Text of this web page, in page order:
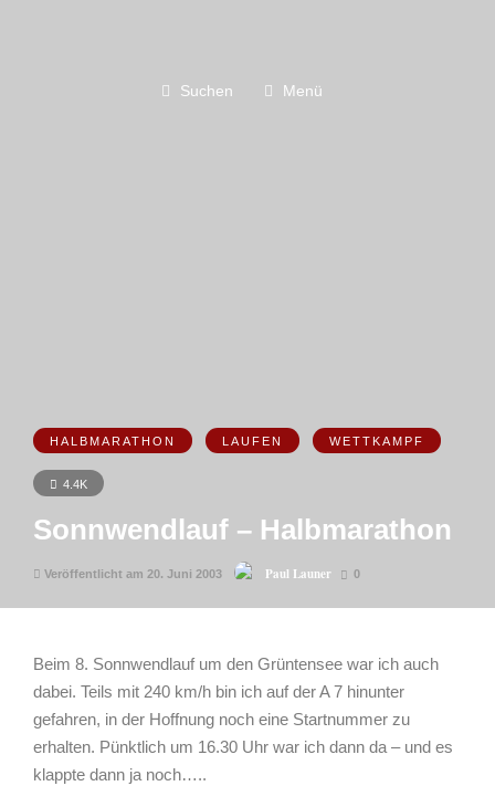
Suchen Menü
HALBMARATHON LAUFEN WETTKAMPF
4.4K
Sonnwendlauf – Halbmarathon
Veröffentlicht am 20. Juni 2003 Paul Launer 0
Beim 8. Sonnwendlauf um den Grüntensee war ich auch
dabei. Teils mit 240 km/h bin ich auf der A 7 hinunter
gefahren, in der Hoffnung noch eine Startnummer zu
erhalten. Pünktlich um 16.30 Uhr war ich dann da – und es
klappte dann ja noch…..